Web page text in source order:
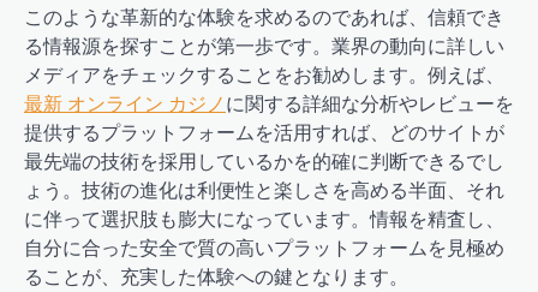
このような革新的な体験を求めるのであれば、信頼でき
る情報源を探すことが第一歩です。業界の動向に詳しい
メディアをチェックすることをお勧めします。例えば、
最新 オンライン カジノに関する詳細な分析やレビューを
提供するプラットフォームを活用すれば、どのサイトが
最先端の技術を採用しているかを的確に判断できるでし
ょう。技術の進化は利便性と楽しさを高める半面、それ
に伴って選択肢も膨大になっています。情報を精査し、
自分に合った安全で質の高いプラットフォームを見極め
ることが、充実した体験への鍵となります。